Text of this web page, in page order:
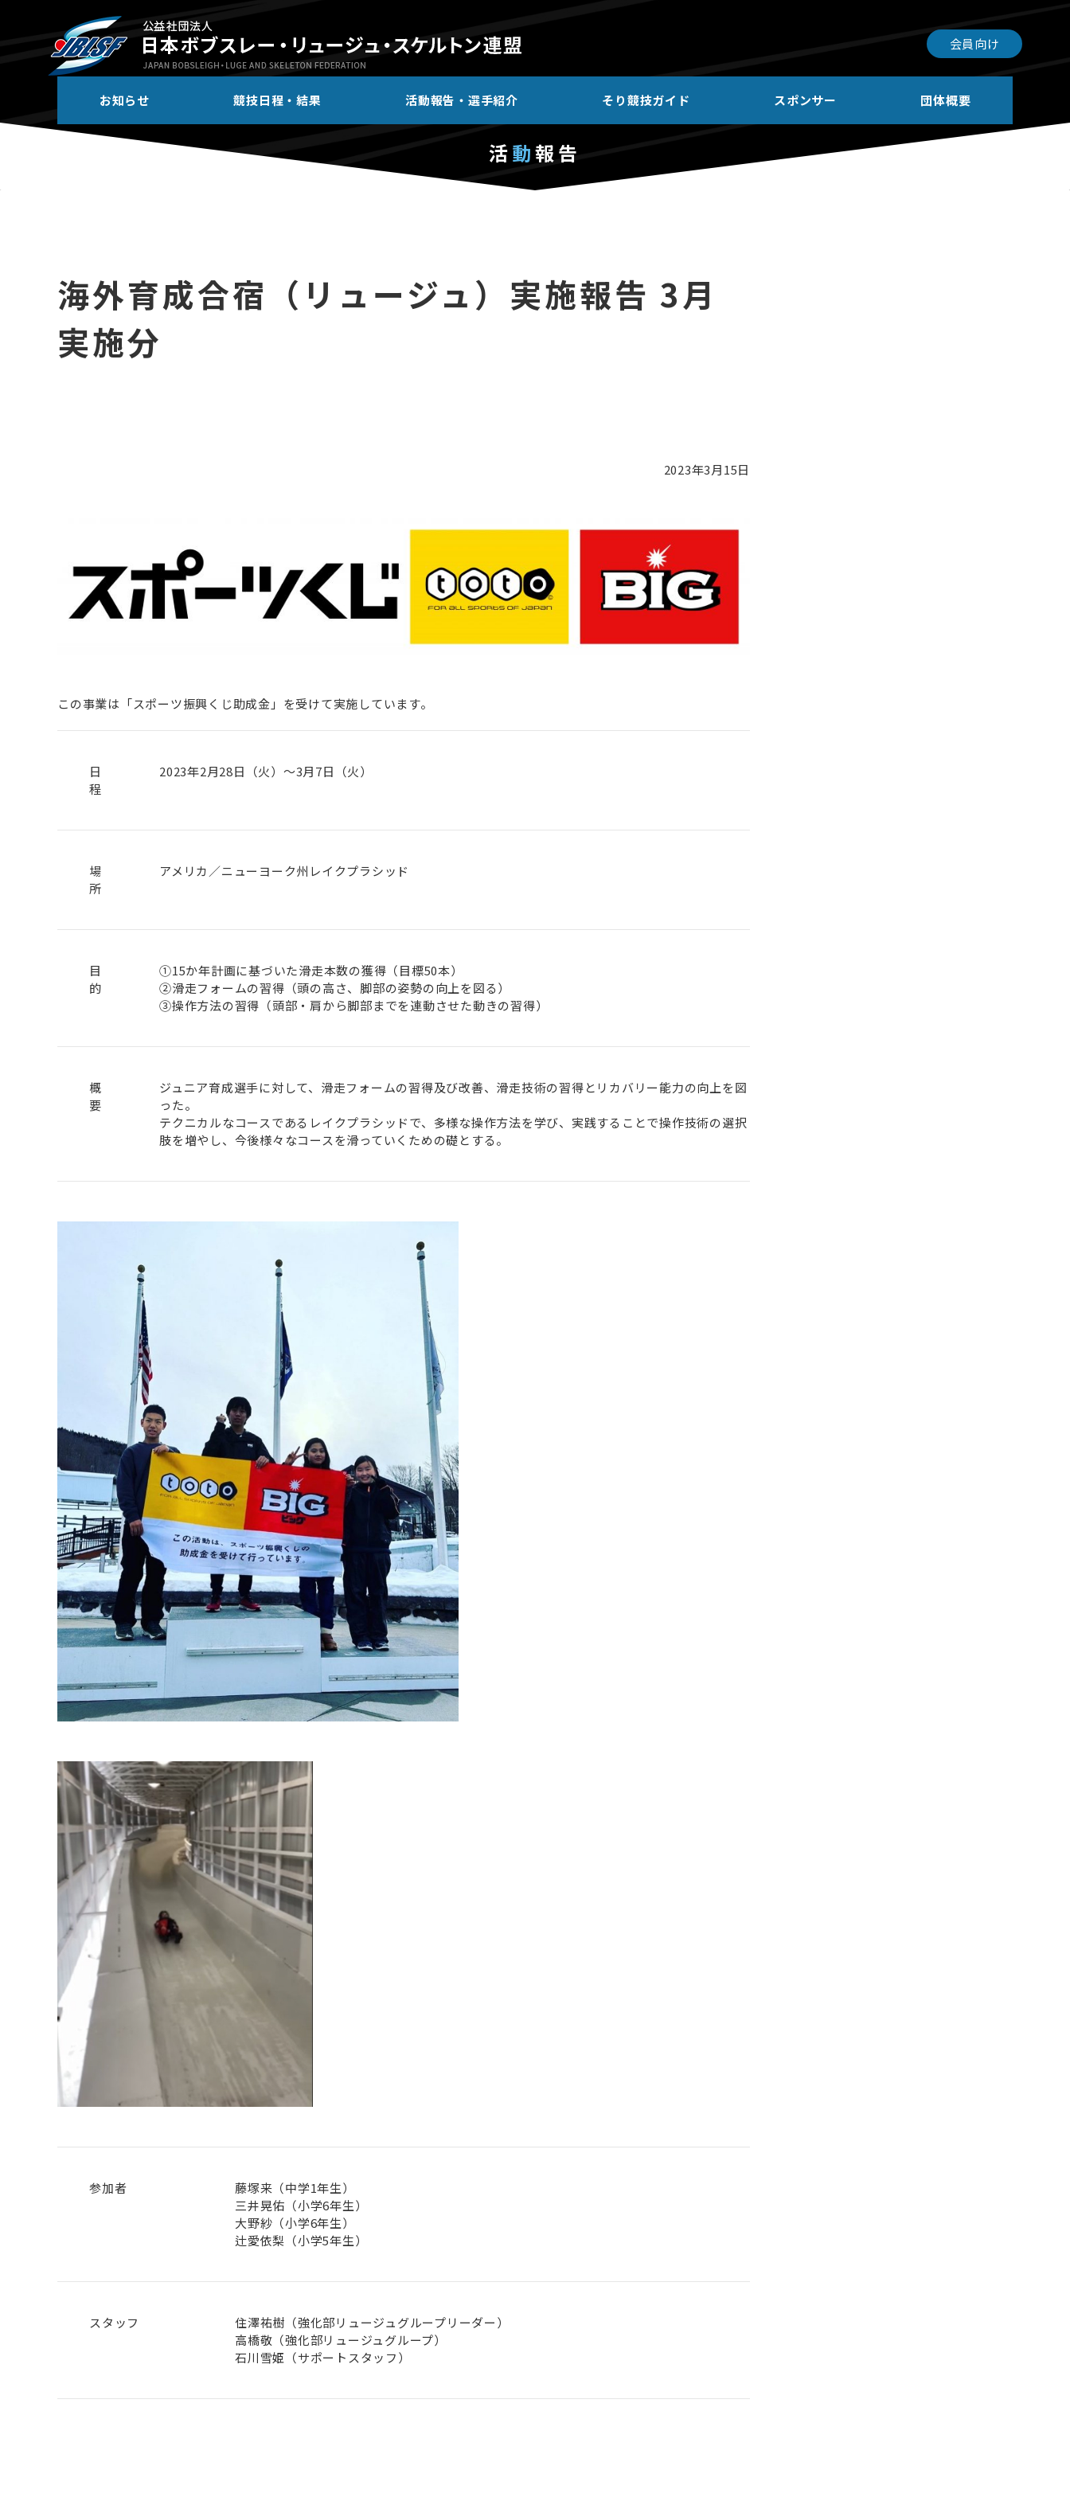
会員向け
お知らせ 競技日程・結果 活動報告・選手紹介 そり競技ガイド スポンサー 団体概要
活動報告
海外育成合宿（リュージュ）実施報告 3月
実施分
2023年3月15日
この事業は「スポーツ振興くじ助成金」を受けて実施しています。
日
程
2023年2月28日（火）～3月7日（火）
場
所
アメリカ／ニューヨーク州レイクプラシッド
目
的
①15か年計画に基づいた滑走本数の獲得（目標50本）
②滑走フォームの習得（頭の高さ、脚部の姿勢の向上を図る）
③操作方法の習得（頭部・肩から脚部までを連動させた動きの習得）
概
要
ジュニア育成選手に対して、滑走フォームの習得及び改善、滑走技術の習得とリカバリー能力の向上を図
った。
テクニカルなコースであるレイクプラシッドで、多様な操作方法を学び、実践することで操作技術の選択
肢を増やし、今後様々なコースを滑っていくための礎とする。
参加者
藤塚来（中学1年生）
三井晃佑（小学6年生）
大野紗（小学6年生）
辻愛依梨（小学5年生）
スタッフ
住澤祐樹（強化部リュージュグループリーダー）
高橋敬（強化部リュージュグループ）
石川雪姫（サポートスタッフ）